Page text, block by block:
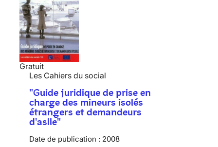
Gratuit
Les Cahiers du social
"Guide juridique de prise en
charge des mineurs isolés
étrangers et demandeurs
d'asile"
Date de publication : 2008